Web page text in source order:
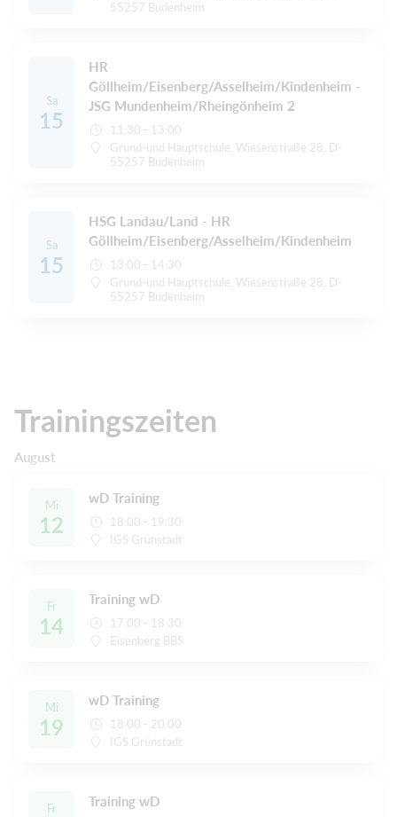
55257 Budenheim
Sa
15
HR
Göllheim/Eisenberg/Asselheim/Kindenheim -
JSG Mundenheim/Rheingönheim 2
11:30 - 13:00
Grund-und Hauptschule, Wiesenstraße 28, D-
55257 Budenheim
Sa
15
HSG Landau/Land - HR
Göllheim/Eisenberg/Asselheim/Kindenheim
13:00 - 14:30
Grund-und Hauptschule, Wiesenstraße 28, D-
55257 Budenheim
Trainingszeiten
August
Mi
12
wD Training
18:00 - 19:30
IGS Grünstadt
Fr
14
Training wD
17:00 - 18:30
Eisenberg BBS
Mi
19
wD Training
18:00 - 20:00
IGS Grünstadt
Fr Training wD